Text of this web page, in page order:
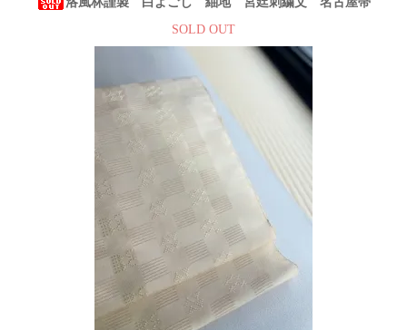
SOLD OUT